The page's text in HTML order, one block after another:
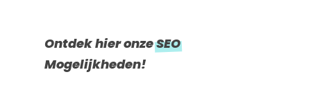
Ontdek hier onzeSEO
Mogelijkheden!